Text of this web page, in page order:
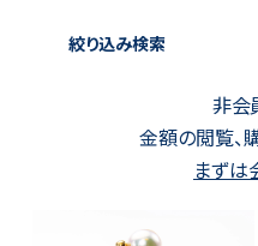
絞り込み検索
非会
金額の閲覧、
まずは